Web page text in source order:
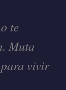
te
Muta
para vivir